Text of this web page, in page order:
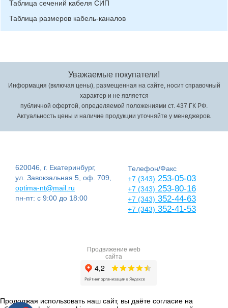
Таблица сечений кабеля СИП
Таблица размеров кабель-каналов
Уважаемые покупатели!
Информация (включая цены), размещенная на сайте, носит справочный
характер и не является
публичной офертой, определяемой положениями ст. 437 ГК РФ.
Актуальность цены и наличие продукции уточняйте у менеджеров.
620046, г. Екатеринбург,
ул. Завокзальная 5, оф. 709,
optima-nt@mail.ru
пн-пт: с 9:00 до 18:00
Телефон/Факс
+7 (343) 253-05-03
+7 (343) 253-80-16
+7 (343) 352-44-63
+7 (343) 352-41-53
Продвижение web
сайта
Продолжая использовать наш сайт, вы даёте согласие на